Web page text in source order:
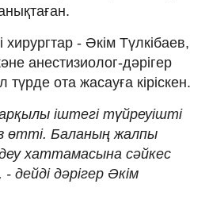
хирургтар - Әкім Түлкібаев,
анестизиолог-дәрігер
түрде ота жасауға кіріскен.
іштегі түйреуішті
өтті. Баланың жалпы
хаттамасына сәйкес
дейді дәрігер Әкім